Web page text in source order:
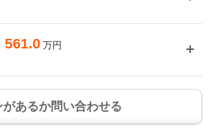
561.0 万円
あるか問い合わせる
報を保存しますか？
をする際に自動入力されます
報は90日で破棄されます